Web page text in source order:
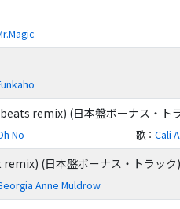
remix) (日本盤ボーナス・ト
No 歌 ：Cali
(日本盤ボーナス・トラック)
Anne Muldrow